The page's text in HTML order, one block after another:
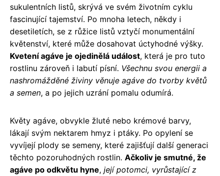
sukulentních listů, skrývá ve svém životním cyklu
fascinující tajemství. Po mnoha letech, někdy i
desetiletích, se z růžice listů vztyčí monumentální
květenství, které může dosahovat úctyhodné výšky.
Kvetení agáve je ojedinělá událost, která je pro tuto
rostlinu zároveň i labutí písní. Všechnu svou energii a
nashromážděné živiny věnuje agáve do tvorby květů
a semen, a po jejich uzrání pomalu odumírá.
Květy agáve, obvykle žluté nebo krémové barvy,
lákají svým nektarem hmyz i ptáky. Po opylení se
vyvíjejí plody se semeny, které zajišťují další generaci
těchto pozoruhodných rostlin. Ačkoliv je smutné, že
agáve po odkvětu hyne, její potomci, vyrůstající z